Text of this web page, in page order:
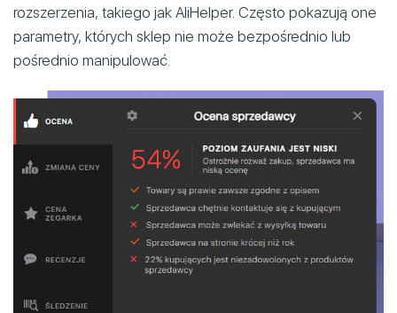
rozszerzenia, takiego jak AliHelper. Często pokazują one
parametry, których sklep nie może bezpośrednio lub
pośrednio manipulować.